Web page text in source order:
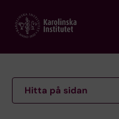
main
Hitta på sidan